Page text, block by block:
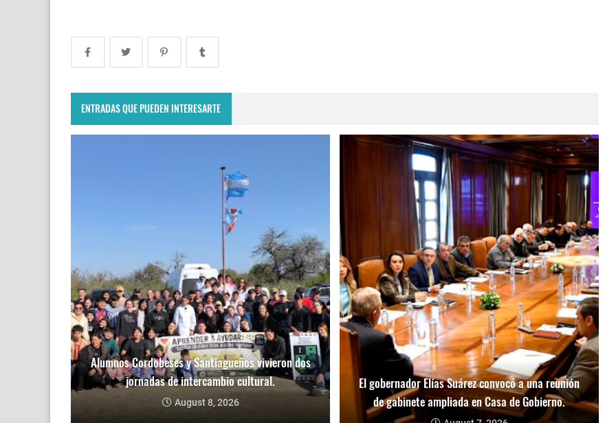
ENTRADAS QUE PUEDEN INTERESARTE
Alumnos Cordobeses y Santiagueños vivieron dos
jornadas de intercambio cultural.
August 8, 2026
El gobernador Elías Suárez convocó a una reunión
de gabinete ampliada en Casa de Gobierno.